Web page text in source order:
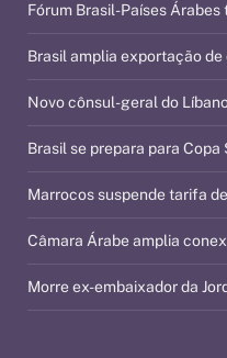
Fórum Brasil-Países
Brasil amplia exportação
Novo cônsul-geral do
Brasil se prepara para Copa
Marrocos suspende tarifa
Câmara Árabe amplia
Morre ex-embaixador da